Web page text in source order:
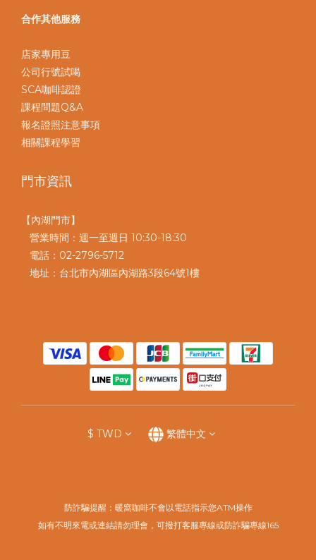
合作其他服務
店家專用豆
公司行號試喝
SCA咖啡認證
課程問題Q&A
報名證照注意事項
相關課程學習
門市資訊
【內湖門市】
營業時間：週一至週日 10:30-18:30
電話：02-2796-5712
地址：台北市內湖區內湖路3段64號1樓
$ TWD 繁體中文
防詐騙提醒：暖窩咖啡不會以電話指示您ATM操作
如有不明來電或連結請勿理會，可撥打客服專線或防詐騙專線165